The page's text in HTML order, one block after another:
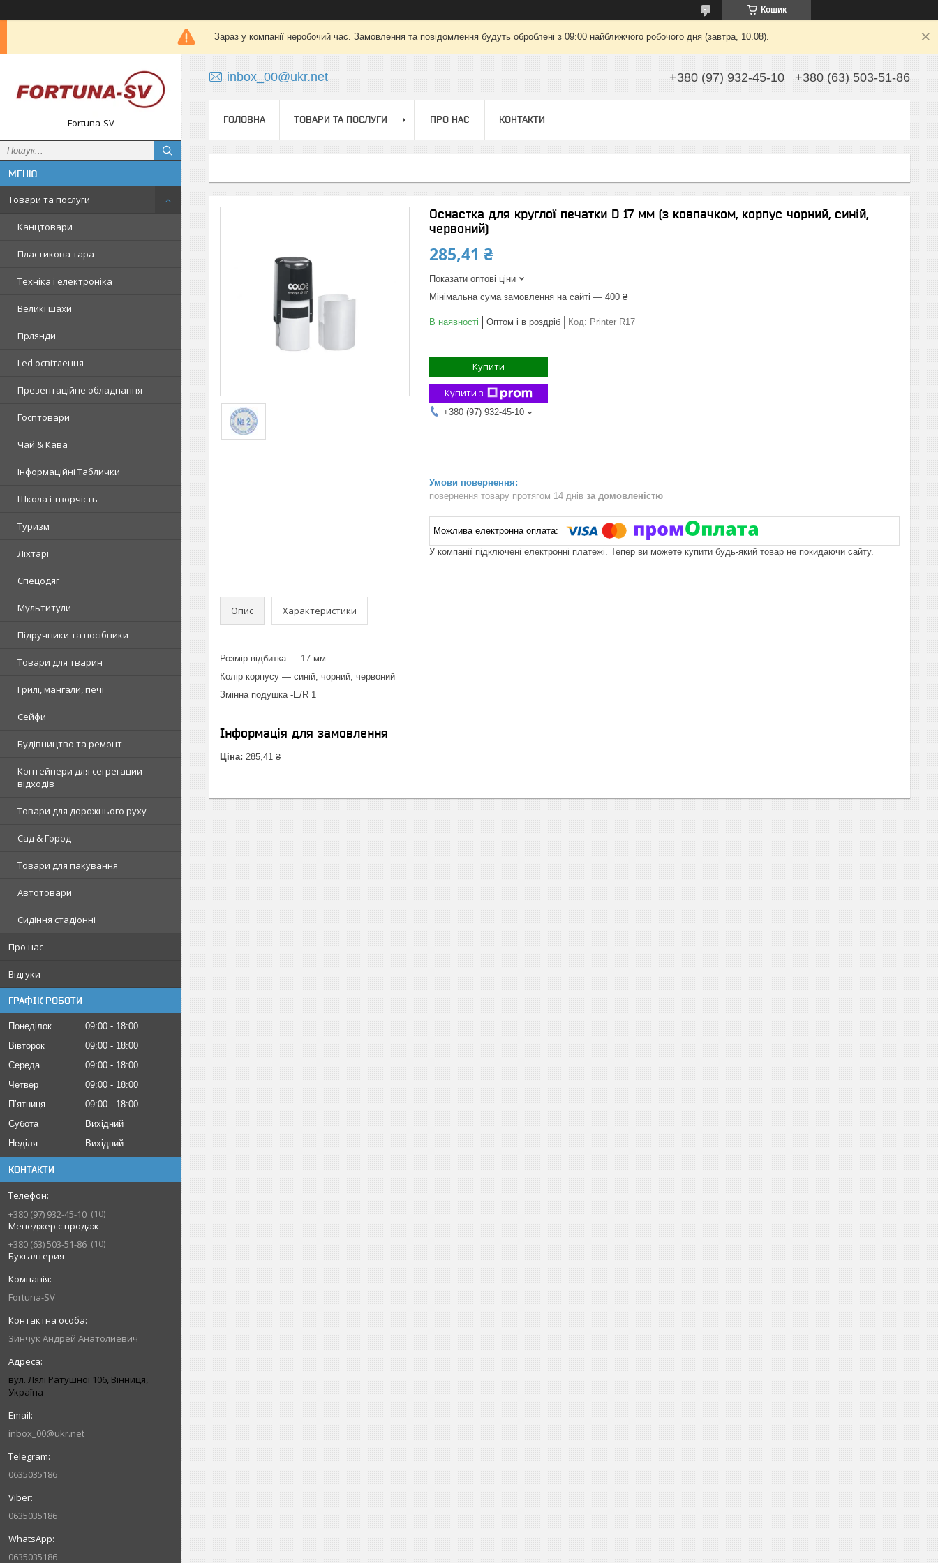
Кошик
Зараз у компанії неробочий час. Замовлення та повідомлення будуть оброблені з 09:00 найближчого робочого дня (завтра, 10.08).
Fortuna-SV
Товари та послуги
Канцтовари
Пластикова тара
Техніка і електроніка
Великі шахи
Гірлянди
Led освітлення
Презентаційне обладнання
Госптовари
Чай & Кава
Інформаційні Таблички
Школа і творчість
Туризм
Ліхтарі
Спецодяг
Мультитули
Підручники та посібники
Товари для тварин
Грилі, мангали, печі
Сейфи
Будівництво та ремонт
Контейнери для сегрегации
відходів
Товари для дорожнього руху
Сад & Город
Товари для пакування
Автотовари
Сидіння стадіонні
Про нас
Відгуки
ГРАФІК РОБОТИ
Понеділок 09:00
18:00
Вівторок
09:00
18:00
Середа
09:00
18:00
Четвер
09:00
18:00
Пʼятниця
09:00
18:00
Субота
Вихідний
Неділя
Вихідний
КОНТАКТИ
+380 (97) 932-45-10
10
Менеджер с продаж
+380 (63) 503-51-86
10
Бухгалтерия
Fortuna-SV
Зинчук Андрей Анатолиевич
вул. Лялі Ратушної 106, Вінниця,
Україна
inbox_00@ukr.net
0635035186
0635035186
0635035186
inbox_00@ukr.net +380 (97) 932-45-10 +380 (63) 503-51-86
ГОЛОВНА ТОВАРИ ТА ПОСЛУГИ ПРО НАС КОНТАКТИ
Оснастка для круглої печатки D 17 мм (з ковпачком, корпус чорний, синій,
червоний)
285,41 ₴
Показати оптові ціни
Мінімальна сума замовлення на сайті — 400 ₴
В наявності Оптом і в роздріб Код: Printer R17
Купити
Купити з
+380 (97) 932-45-10
повернення товару протягом 14 днів за домовленістю
У компанії підключені електронні платежі. Тепер ви можете купити будь-який товар не покидаючи сайту.
Опис Характеристики
Розмір відбитка — 17 мм
Колір корпусу — синій, чорний, червоний
Змінна подушка -Е/R 1
Інформація для замовлення
Ціна: 285,41 ₴